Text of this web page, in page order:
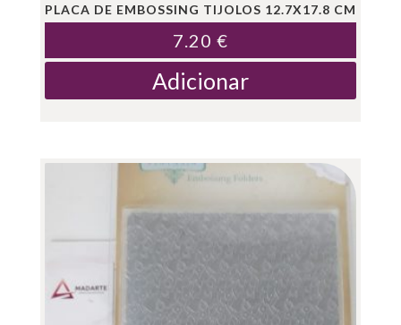
PLACA DE EMBOSSING TIJOLOS 12.7X17.8 CM
7.20 €
Adicionar